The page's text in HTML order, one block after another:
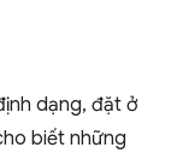
dạng, đặt ở
biết những